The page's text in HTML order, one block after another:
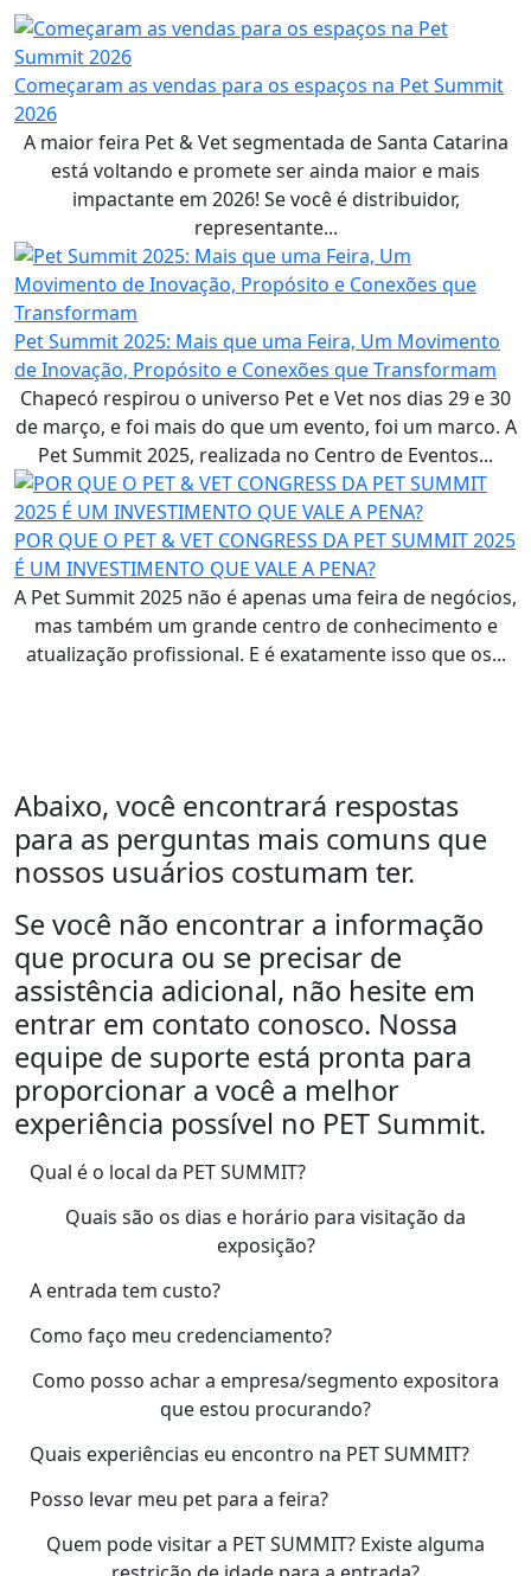
Começaram as vendas para os espaços na Pet Summit
2026
A maior feira Pet & Vet segmentada de Santa Catarina
está voltando e promete ser ainda maior e mais
impactante em 2026! Se você é distribuidor,
representante...
Pet Summit 2025: Mais que uma Feira, Um Movimento
de Inovação, Propósito e Conexões que Transformam
Chapecó respirou o universo Pet e Vet nos dias 29 e 30
de março, e foi mais do que um evento, foi um marco. A
Pet Summit 2025, realizada no Centro de Eventos...
POR QUE O PET & VET CONGRESS DA PET SUMMIT 2025
É UM INVESTIMENTO QUE VALE A PENA?
A Pet Summit 2025 não é apenas uma feira de negócios,
mas também um grande centro de conhecimento e
atualização profissional. E é exatamente isso que os...
Abaixo, você encontrará respostas
para as perguntas mais comuns que
nossos usuários costumam ter.
Se você não encontrar a informação
que procura ou se precisar de
assistência adicional, não hesite em
entrar em contato conosco. Nossa
equipe de suporte está pronta para
proporcionar a você a melhor
experiência possível no PET Summit.
Qual é o local da PET SUMMIT?
Quais são os dias e horário para visitação da
exposição?
A entrada tem custo?
Como faço meu credenciamento?
Como posso achar a empresa/segmento expositora
que estou procurando?
Quais experiências eu encontro na PET SUMMIT?
Posso levar meu pet para a feira?
Quem pode visitar a PET SUMMIT? Existe alguma